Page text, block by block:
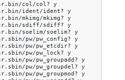
col/col? y
ident/ident? y
mkimg/mkimg? y
sdiff/sdiff? y
soelim/soelim? y
pw/pw_config? y
pw/pw_etcdir? y
pw/pw_lock? y
pw/pw_groupadd? y
pw/pw_groupdel? y
pw/pw_groupmod? y